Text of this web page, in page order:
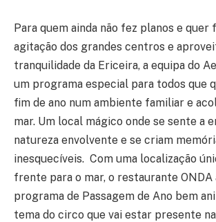
Para quem ainda não fez planos e quer
agitação dos grandes centros e
tranquilidade da Ericeira, a equipa do
um programa especial para todos que
fim de ano num ambiente familiar e
mar. Um local mágico onde se sente a
natureza envolvente e se criam
inesquecíveis. Com uma localização
frente para o mar, o restaurante
programa de Passagem de Ano bem
tema do circo que vai estar presente